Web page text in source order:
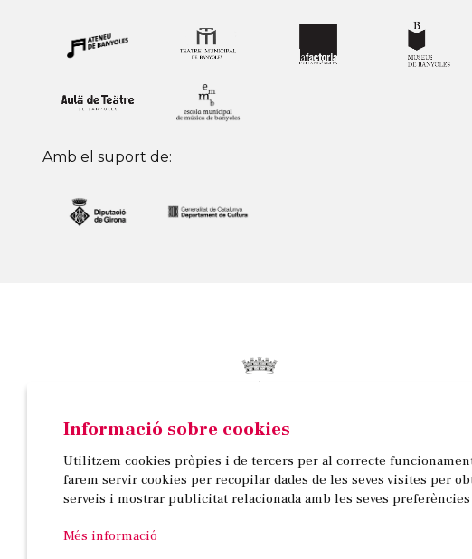
Amb el suport de:
Passeig de la Indústria, 25, 3a planta | 17820 Banyoles
972 58 18 48 | 972 57 00 50
Informació sobre cookies
Utilitzem cookies pròpies i de tercers per al correcte
farem servir cookies per recopilar dades de les seves visites per
serveis i mostrar publicitat relacionada amb les seves
Més informació